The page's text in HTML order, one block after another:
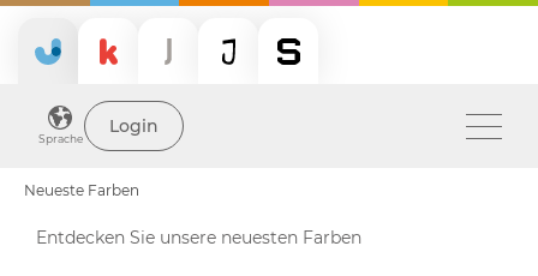
Sprache
Login
Neueste Farben
Entdecken Sie unsere neuesten Farben